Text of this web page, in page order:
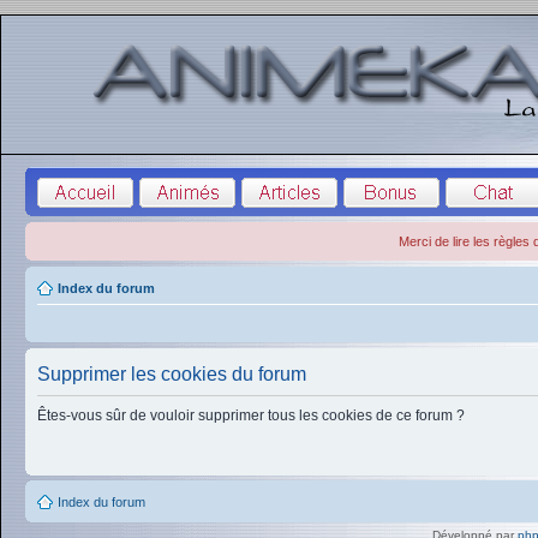
Merci de lire les règles
Index du forum
Supprimer les cookies du forum
Êtes-vous sûr de vouloir supprimer tous les cookies de ce forum ?
Index du forum
Développé par